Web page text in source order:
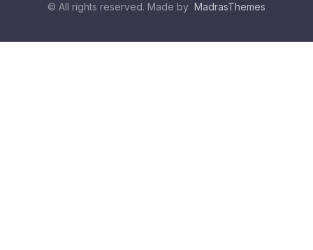
© All rights reserved. Made by MadrasThemes